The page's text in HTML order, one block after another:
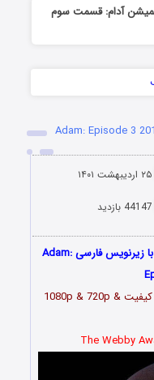
آدام: قسمت سوم
۲۵ اردیبهشت ۱۴۰۱
44147 بازدید
دانلود انیمیشن کوتاه آدام: قسمت سوم با زیرنویس فارسی Adam:
کارتون آدام: قسمت ۳ محصول ۲۰۱۷ با کیفیت 1080p & 720p &